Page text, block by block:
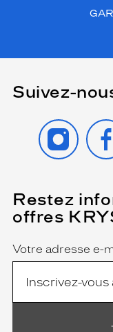
Suivez-
Restez
offres
Name
Votre adresse e-
(Ce
champ
est
obligatoire)